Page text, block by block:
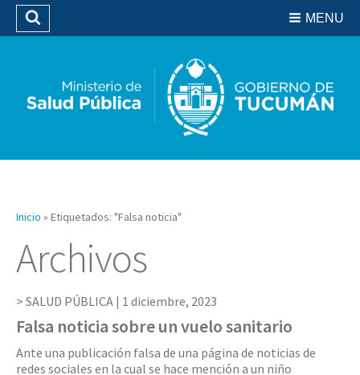
Biblioteca
MENU
Buscar
Inicio » Etiquetados: "Falsa noticia"
Archivos
SALUD PÚBLICA | 1 diciembre, 2023
Falsa noticia sobre un vuelo sanitario
Ante una publicación falsa de una página de noticias de
redes sociales en la cual se hace mención a un niño